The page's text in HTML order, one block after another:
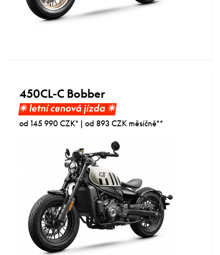
450CL-C Bobber
☀︎ letní cenová jízda ☀︎
od 145 990 CZK* | od 893 CZK měsíčně**